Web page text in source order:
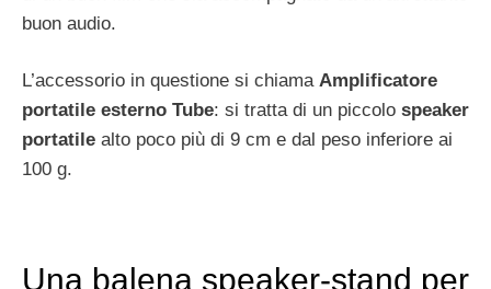
buon audio.
L’accessorio in questione si chiama Amplificatore
portatile esterno Tube: si tratta di un piccolo speaker
portatile alto poco più di 9 cm e dal peso inferiore ai
100 g.
Una balena speaker-stand per